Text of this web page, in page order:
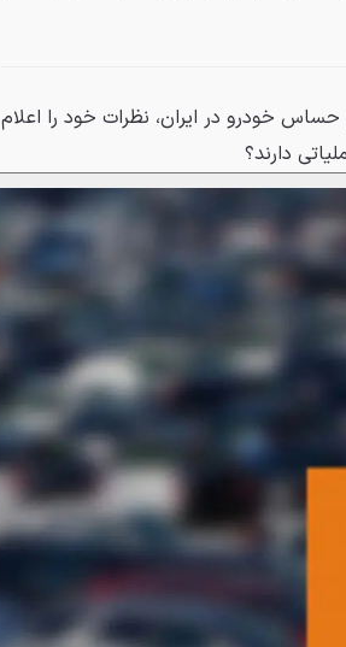
خودرو در ایران، نظرات خود را اعلام
دارند؟